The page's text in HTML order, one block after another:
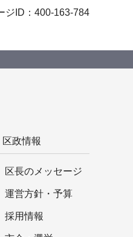
ジID：400-163-784
区政情報
区長のメッセージ
運営方針・予算
採用情報